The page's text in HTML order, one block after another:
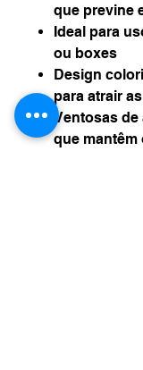
que previne
Ideal para
ou boxes
Design
para atrair
Ventosas
que mantêm